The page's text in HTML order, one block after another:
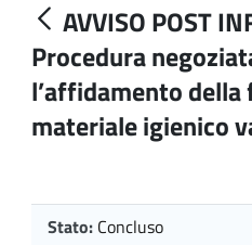
AVVISO POST
Procedura
l’affidamento
materiale igienico
Stato: Concluso